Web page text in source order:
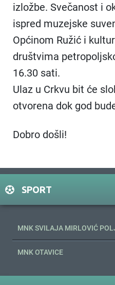
izložbe. Svečanost i
ispred muzejske
Općinom Ružić i
društvima
16.30 sati.
Ulaz u Crkvu bit će
otvorena dok god
Dobro došli!
SPORT
MNK SVILAJA MIRLOVIĆ
MNK OTAVICE